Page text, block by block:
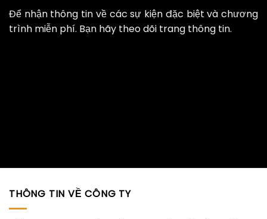
Để nhận thông tin về các sự kiện đặc biệt và chương
trình miễn phí. Bạn hãy theo dõi trang thông tin.
THÔNG TIN VỀ CÔNG TY